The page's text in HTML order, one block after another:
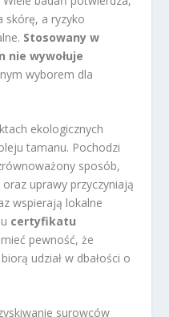
skórę, a ryzyko
Stosowany w
nie wywołuje
wyborem dla
ekologicznych
tamanu. Pochodzi
sposób,
uprawy przyczyniają
wspierają lokalne
certyfikatu
pewność, że
udział w dbałości o
surowców